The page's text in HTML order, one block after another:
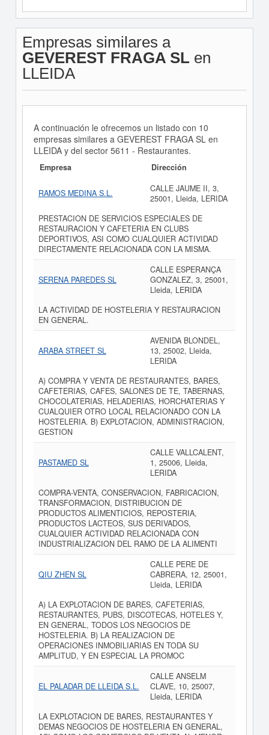
Empresas similares a
GEVEREST FRAGA SL en
LLEIDA
A continuación le ofrecemos un listado con 10
empresas similares a GEVEREST FRAGA SL en
LLEIDA y del sector 5611 - Restaurantes.
Empresa Dirección
RAMOS MEDINA S.L.
CALLE JAUME II, 3,
25001, Lleida, LERIDA
PRESTACION DE SERVICIOS ESPECIALES DE
RESTAURACION Y CAFETERIA EN CLUBS
DEPORTIVOS, ASI COMO CUALQUIER ACTIVIDAD
DIRECTAMENTE RELACIONADA CON LA MISMA.
SERENA PAREDES SL
CALLE ESPERANÇA
GONZALEZ, 3, 25001,
Lleida, LERIDA
LA ACTIVIDAD DE HOSTELERIA Y RESTAURACION
EN GENERAL.
ARABA STREET SL
AVENIDA BLONDEL,
13, 25002, Lleida,
LERIDA
A) COMPRA Y VENTA DE RESTAURANTES, BARES,
CAFETERIAS, CAFES, SALONES DE TE, TABERNAS,
CHOCOLATERIAS, HELADERIAS, HORCHATERIAS Y
CUALQUIER OTRO LOCAL RELACIONADO CON LA
HOSTELERIA. B) EXPLOTACION, ADMINISTRACION,
GESTION
PASTAMED SL
CALLE VALLCALENT,
1, 25006, Lleida,
LERIDA
COMPRA-VENTA, CONSERVACION, FABRICACION,
TRANSFORMACION, DISTRIBUCION DE
PRODUCTOS ALIMENTICIOS, REPOSTERIA,
PRODUCTOS LACTEOS, SUS DERIVADOS,
CUALQUIER ACTIVIDAD RELACIONADA CON
INDUSTRIALIZACION DEL RAMO DE LA ALIMENTI
QIU ZHEN SL
CALLE PERE DE
CABRERA, 12, 25001,
Lleida, LERIDA
A) LA EXPLOTACION DE BARES, CAFETERIAS,
RESTAURANTES, PUBS, DISCOTECAS, HOTELES Y,
EN GENERAL, TODOS LOS NEGOCIOS DE
HOSTELERIA. B) LA REALIZACION DE
OPERACIONES INMOBILIARIAS EN TODA SU
AMPLITUD, Y EN ESPECIAL LA PROMOC
EL PALADAR DE LLEIDA S.L.
CALLE ANSELM
CLAVE, 10, 25007,
Lleida, LERIDA
LA EXPLOTACION DE BARES, RESTAURANTES Y
DEMAS NEGOCIOS DE HOSTELERIA EN GENERAL,